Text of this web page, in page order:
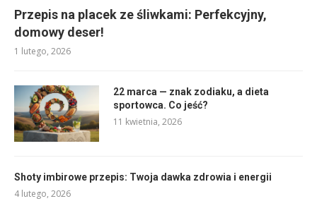
Przepis na placek ze śliwkami: Perfekcyjny,
domowy deser!
1 lutego, 2026
22 marca — znak zodiaku, a dieta
sportowca. Co jeść?
11 kwietnia, 2026
Shoty imbirowe przepis: Twoja dawka zdrowia i energii
4 lutego, 2026